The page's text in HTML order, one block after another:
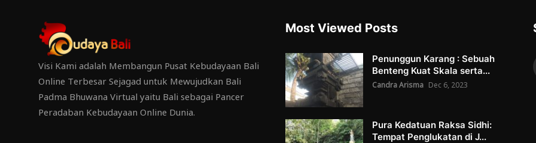
Visi Kami adalah Membangun Pusat Kebudayaan Bali
Online Terbesar Sejagad untuk Mewujudkan Bali
Padma Bhuwana Virtual yaitu Bali sebagai Pancer
Peradaban Kebudayaan Online Dunia.
Most Viewed Posts
Penunggun Karang : Sebuah
Benteng Kuat Skala serta...
Candra Arisma Dec 6, 2023
Pura Kedatuan Raksa Sidhi:
Tempat Penglukatan di J...